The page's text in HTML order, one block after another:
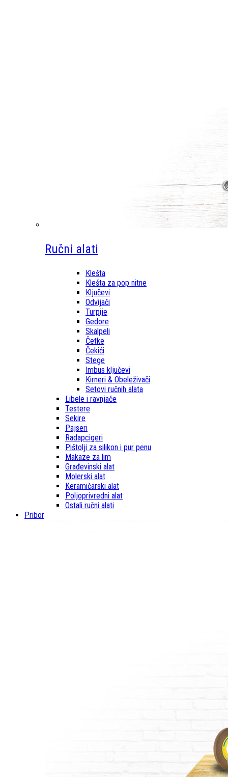
Ručni alati
Klešta
Klešta za pop nitne
Ključevi
Odvijači
Turpije
Gedore
Skalpeli
Četke
Čekići
Stege
Imbus ključevi
Kirneri & Obeleživači
Setovi ručnih alata
Libele i ravnjače
Testere
Sekire
Pajseri
Radapcigeri
Pištolji za silikon i pur penu
Makaze za lim
Građevinski alat
Molerski alat
Keramičarski alat
Poljoprivredni alat
Ostali ručni alati
Pribor